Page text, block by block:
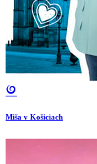
Miša v Košiciach